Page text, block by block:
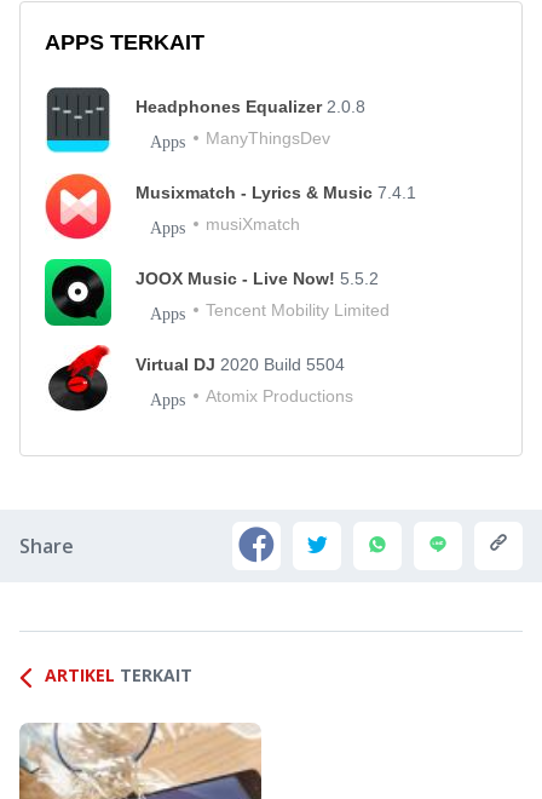
APPS TERKAIT
Headphones Equalizer2.0.8
Apps ManyThingsDev
Musixmatch - Lyrics & Music 7.4.1
Apps musiXmatch
JOOX Music - Live Now! 5.5.2
Apps Tencent Mobility Limited
Virtual DJ 2020 Build 5504
Apps Atomix Productions
Share
ARTIKEL TERKAIT